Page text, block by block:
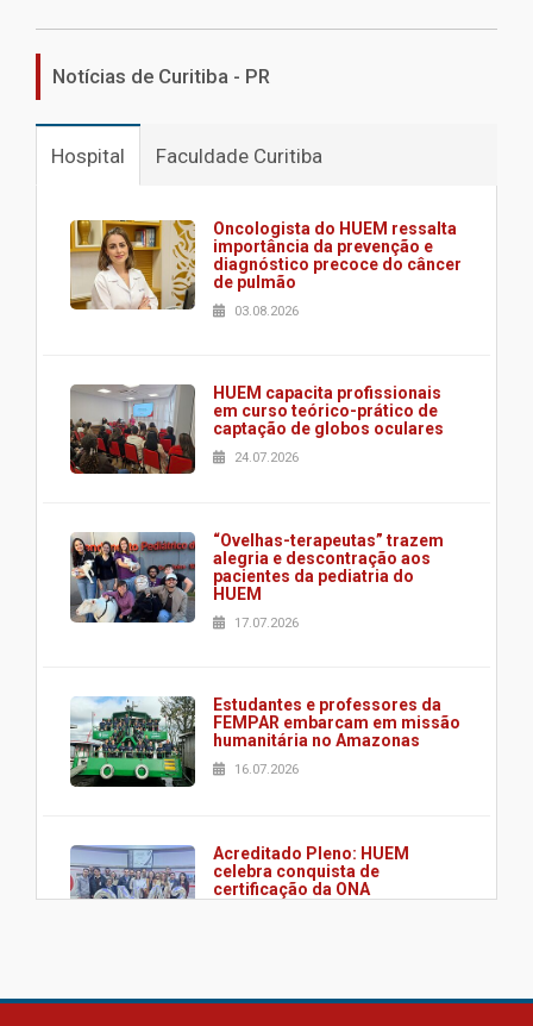
Notícias de Curitiba - PR
Hospital Faculdade Curitiba
Oncologista do HUEM ressalta
importância da prevenção e
diagnóstico precoce do câncer
de pulmão
03.08.2026
HUEM capacita profissionais
em curso teórico-prático de
captação de globos oculares
24.07.2026
“Ovelhas-terapeutas” trazem
alegria e descontração aos
pacientes da pediatria do
HUEM
17.07.2026
Estudantes e professores da
FEMPAR embarcam em missão
humanitária no Amazonas
16.07.2026
Acreditado Pleno: HUEM
celebra conquista de
certificação da ONA
HUEM é o primeiro hospital do